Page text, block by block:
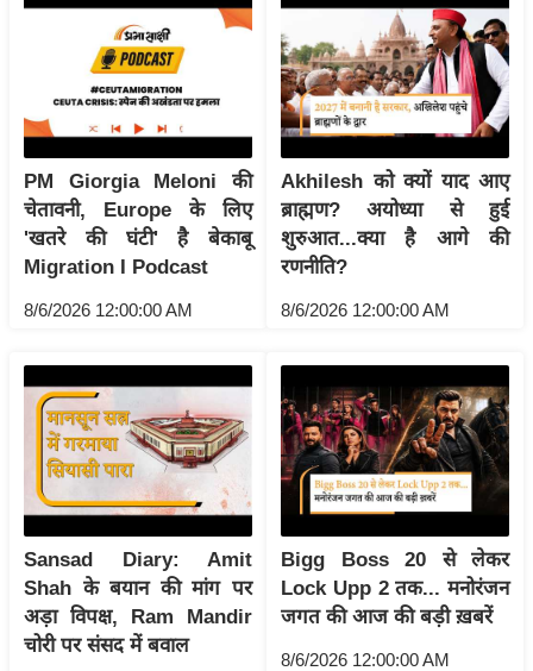
रि
शि
प
रा
ज
नी
ति
श्ले
ष
म
म
यि
क
मा
PM Giorgia Meloni की
चेतावनी, Europe के लिए
'खतरे की घंटी' है बेकाबू
Migration I Podcast
8/6/2026 12:00:00 AM
Akhilesh को क्यों याद आए
ब्राह्मण? अयोध्या से हुई
शुरुआत...क्या है आगे की
रणनीति?
8/6/2026 12:00:00 AM
Sansad Diary: Amit
Shah के बयान की मांग पर
अड़ा विपक्ष, Ram Mandir
चोरी पर संसद में बवाल
Bigg Boss 20 से लेकर
Lock Upp 2 तक... मनोरंजन
जगत की आज की बड़ी ख़बरें
8/6/2026 12:00:00 AM